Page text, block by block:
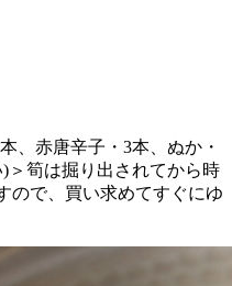
、赤唐辛子・3本、ぬか・
＞筍は掘り出されてから時
ので、買い求めてすぐにゆ